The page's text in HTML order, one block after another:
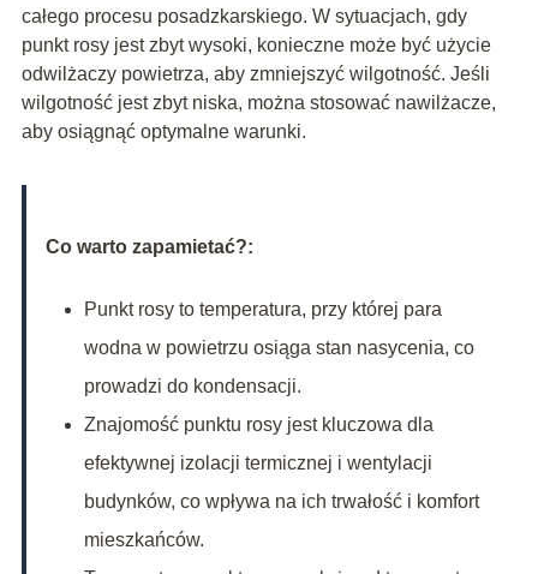
całego procesu posadzkarskiego. W sytuacjach, gdy
punkt rosy jest zbyt wysoki, konieczne może być użycie
odwilżaczy powietrza, aby zmniejszyć wilgotność. Jeśli
wilgotność jest zbyt niska, można stosować nawilżacze,
aby osiągnąć optymalne warunki.
Co warto zapamietać?:
Punkt rosy to temperatura, przy której para
wodna w powietrzu osiąga stan nasycenia, co
prowadzi do kondensacji.
Znajomość punktu rosy jest kluczowa dla
efektywnej izolacji termicznej i wentylacji
budynków, co wpływa na ich trwałość i komfort
mieszkańców.